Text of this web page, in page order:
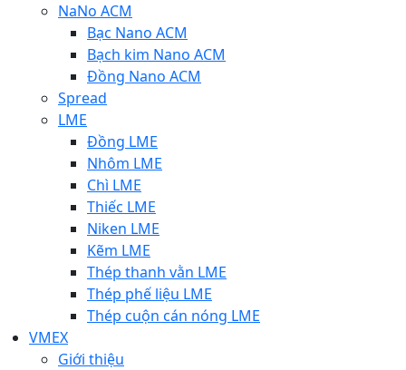
NaNo ACM
Bạc Nano ACM
Bạch kim Nano ACM
Đồng Nano ACM
Spread
LME
Đồng LME
Nhôm LME
Chì LME
Thiếc LME
Niken LME
Kẽm LME
Thép thanh vằn LME
Thép phế liệu LME
Thép cuộn cán nóng LME
VMEX
Giới thiệu